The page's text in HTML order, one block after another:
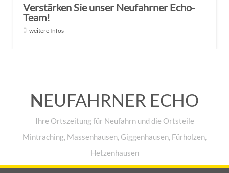
Verstärken Sie unser Neufahrner Echo-
Team!
weitere Infos
NEUFAHRNER ECHO
Ihre Ortszeitung für Neufahrn und die Ortsteile
Mintraching, Massenhausen, Giggenhausen, Fürholzen,
Hetzenhausen